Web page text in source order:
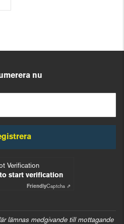
nu
Verification
start verification
FriendlyCaptcha ⇗
lämnas medgivande till mottagande